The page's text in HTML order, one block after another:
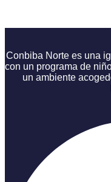
Conbiba Norte es una
con un programa de
un ambiente